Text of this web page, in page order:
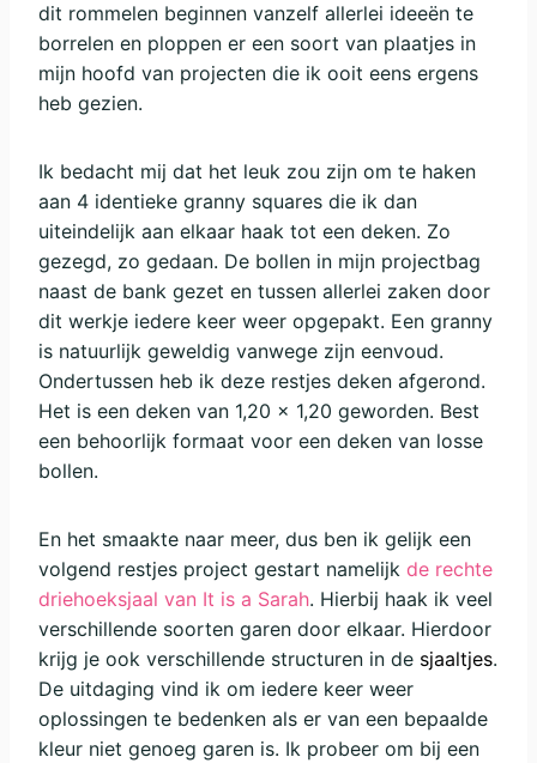
dit rommelen beginnen vanzelf allerlei ideeën te
borrelen en ploppen er een soort van plaatjes in
mijn hoofd van projecten die ik ooit eens ergens
heb gezien.
Ik bedacht mij dat het leuk zou zijn om te haken
aan 4 identieke granny squares die ik dan
uiteindelijk aan elkaar haak tot een deken. Zo
gezegd, zo gedaan. De bollen in mijn projectbag
naast de bank gezet en tussen allerlei zaken door
dit werkje iedere keer weer opgepakt. Een granny
is natuurlijk geweldig vanwege zijn eenvoud.
Ondertussen heb ik deze restjes deken afgerond.
Het is een deken van 1,20 x 1,20 geworden. Best
een behoorlijk formaat voor een deken van losse
bollen.
En het smaakte naar meer, dus ben ik gelijk een
volgend restjes project gestart namelijk de rechte
driehoeksjaal van It is a Sarah. Hierbij haak ik veel
verschillende soorten garen door elkaar. Hierdoor
krijg je ook verschillende structuren in de sjaaltjes.
De uitdaging vind ik om iedere keer weer
oplossingen te bedenken als er van een bepaalde
kleur niet genoeg garen is. Ik probeer om bij een